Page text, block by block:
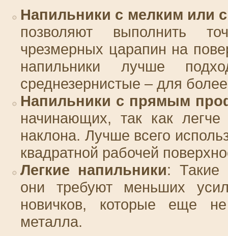
Напильники с мелким или
позволяют выполнить
чрезмерных царапин на
напильники лучше
среднезернистые – для
Напильники с прямым
начинающих, так как легче
наклона. Лучше всего
квадратной рабочей
Легкие напильники: Такие
они требуют меньших
новичков, которые еще
металла.